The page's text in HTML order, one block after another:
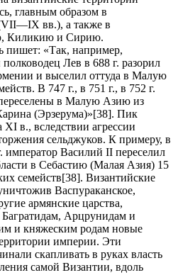
главным образом в
вв.), а также в
Киликию и Сирию.
пишет: «Так, например,
Лев в 688 г. разорил
и выселил оттуда в Малую
В 747 г., в 751 г., в 752 г.
в Малую Азию из
(Эрзерума)»[38]. Пик
XI в., вследствии агрессии
сельджуков. К примеру, в
император Василий II переселил
в Себастию (Малая Азия) 15
семейств[38]. Византийские
Васпураканское,
армянские царства,
Багратидам, Арцрунидам и
и княжеским родам новые
империи. Эти
скапливать в руках власть
самой Византии, вдоль